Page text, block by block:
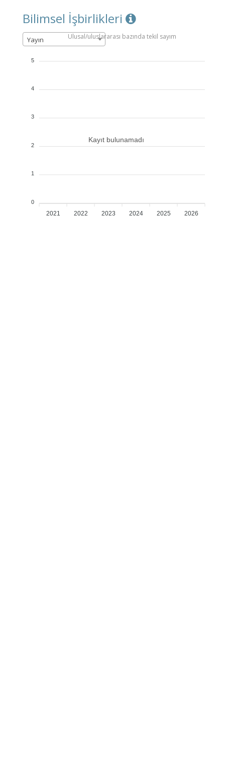
Bilimsel İşbirlikleri
Yayın Ulusal/uluslararası bazında tekil sayım
2021 2022 2023 2024 2025 2026
Kayıt bulunamadı
5
4
3
2
1
0